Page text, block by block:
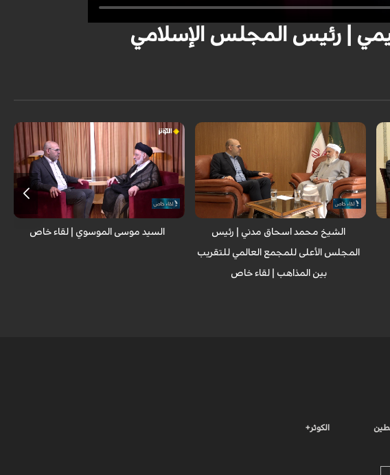
| رئيس المجلس الإسلامي
لقاء خاص مع رئيس المجلس الأعلى
للمجمع العالمي للتقريب بين المذاهب
الشيخ محمد اسحاق مدني
الشيخ محمد اسحاق مدني | رئيس
المجلس الأعلى للمجمع العالمي للتقريب
بين المذاهب | لقاء خاص
نائب الأمين العام للمجمع العالمي للتقريب
بين المذاهب
السيد موسى الموسوي | لقاء خاص
الكوثر+